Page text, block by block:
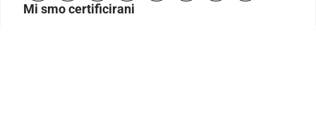
Mi smo certificirani